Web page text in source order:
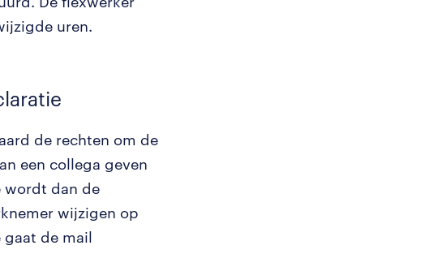
uren.
de rechten om de
een collega geven
wordt dan de
wijzigen op
gaat de mail